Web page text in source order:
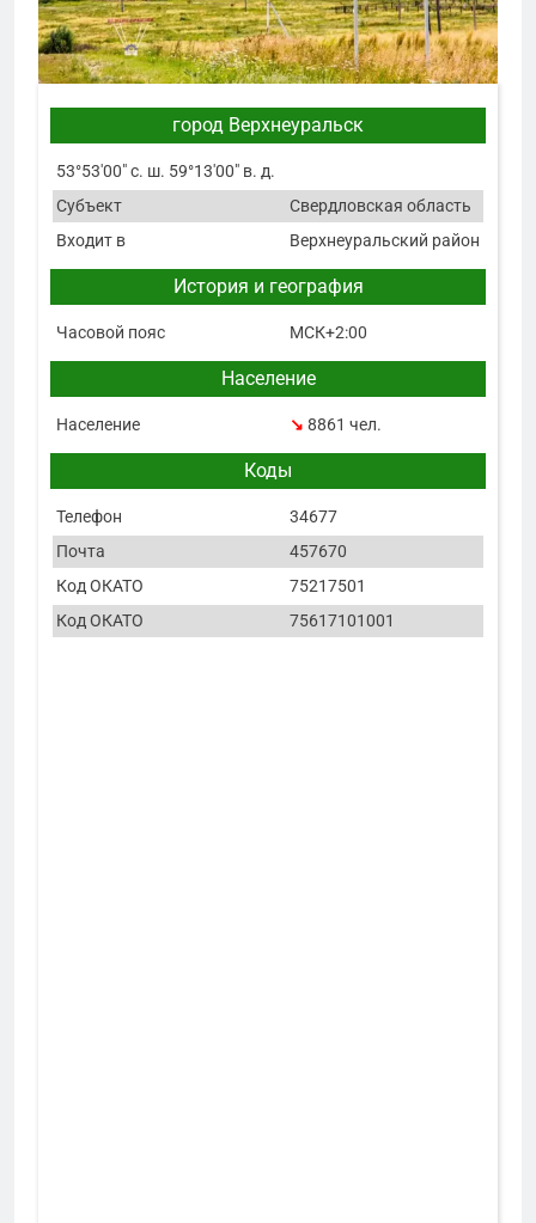
город Верхнеуральск
53°53′00″ с. ш. 59°13′00″ в. д.
Субъект
Свердловская область
Входит в
Верхнеуральский район
История и география
Часовой пояс МСК+2:00
Население
Население ↘ 8861 чел.
Коды
Телефон
34677
Почта
457670
Код ОКАТО
75217501
Код ОКАТО
75617101001